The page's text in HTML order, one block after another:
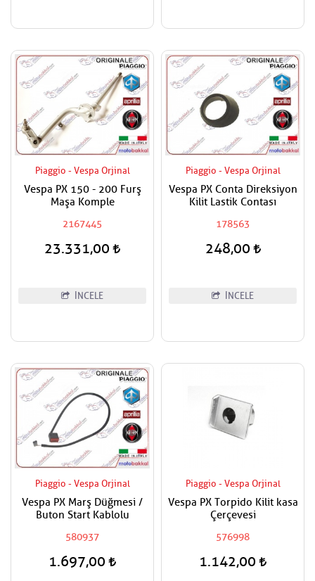
Piaggio - Vespa Orjinal
Vespa PX 150 - 200 Furş
Maşa Komple
2167445
23.331,00
İNCELE
Piaggio - Vespa Orjinal
Vespa PX Conta Direksiyon
Kilit Lastik Contası
178563
248,00
İNCELE
Piaggio - Vespa Orjinal
Vespa PX Marş Düğmesi /
Buton Start Kablolu
580937
1.697,00
Piaggio - Vespa Orjinal
Vespa PX Torpido Kilit kasa
Çerçevesi
576998
1.142,00